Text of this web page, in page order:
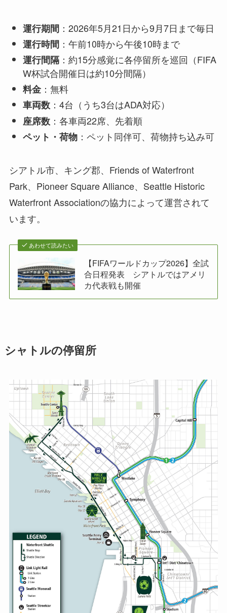
運行期間：2026年5月21日から9月7日まで毎日
運行時間：午前10時から午後10時まで
運行間隔：約15分感覚に各停留所を巡回（FIFA
W杯試合開催日は約10分間隔）
料金：無料
車両数：4台（うち3台はADA対応）
座席数：各車両22席、先着順
ペット・荷物：ペット同伴可、荷物持ち込み可
シアトル市、キング郡、Friends of Waterfront
Park、Pioneer Square Alliance、Seattle Historic
Waterfront Associationの協力によって運営されて
います。
あわせて読みたい
【FIFAワールドカップ2026】全試
合日程発表 シアトルではアメリ
カ代表戦も開催
シャトルの停留所